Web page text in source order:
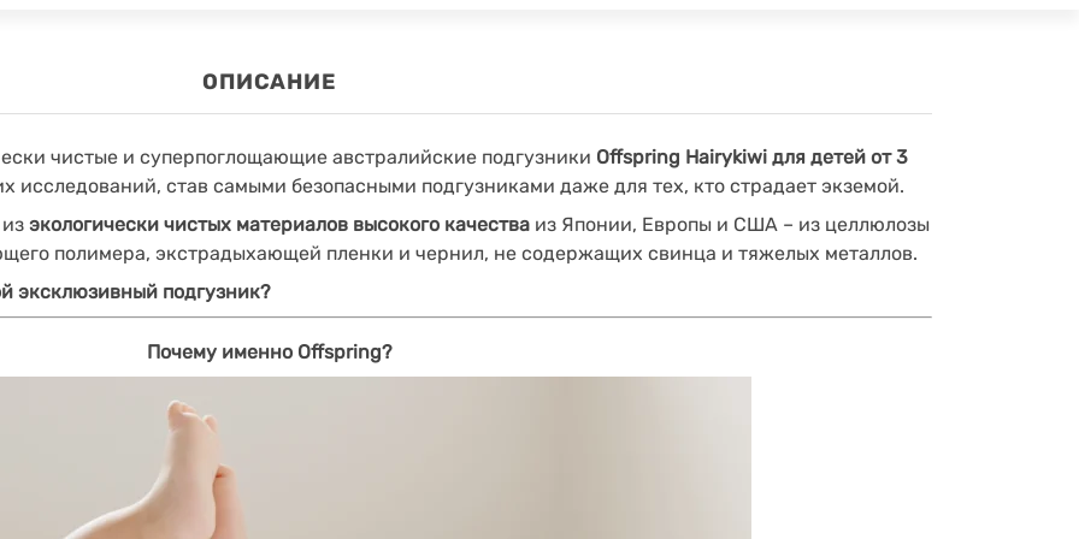
ОПИСАНИЕ
чистые и суперпоглощающие австралийские подгузники Offspring Hairykiwi для детей от 3
исследований, став самыми безопасными подгузниками даже для тех, кто страдает экземой.
экологически чистых материалов высокого качества из Японии, Европы и США – из целлюлозы
полимера, экстрадыхающей пленки и чернил, не содержащих свинца и тяжелых металлов.
эксклюзивный подгузник?
Почему именно Offspring?